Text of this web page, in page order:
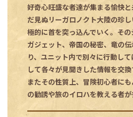
好奇心旺盛な者達が集まる愉快
だ見ぬリーガロノクト大陸の珍
極的に首を突っ込んでいく。その
ガジェット、帝国の秘密、竜の
り、ユニット内で別々に行動し
して各々が見聞きした情報を交換
またその性質上、冒険初心者に
の勧誘や旅のイロハを教える者が